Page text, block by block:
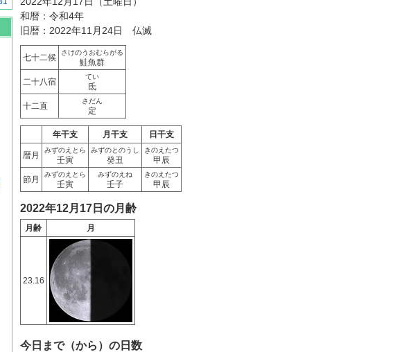
和暦：令和4年
旧暦：2022年11月24日 仏滅
七十二候
さけのうおむらがる
鮭魚群
二十八宿
てい
氐
十二直
さだん
定
年干支 月干支 日干支
暦月
みずのえとら
壬寅
みずのとのうし
癸丑
きのえたつ
甲辰
節月
みずのえとら
壬寅
みずのえね
壬子
きのえたつ
甲辰
2022年12月17日の月齢
月齢 月
23.16
今日まで（から）の日数